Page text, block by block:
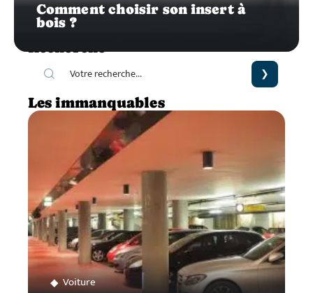
Comment choisir son insert à
bois ?
Recherche
Les immanquables
Voiture